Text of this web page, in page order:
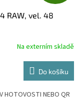
R
M
A
4 RAW, vel. 48
Na externím skladě
Do košíku
HOTOVOSTI NEBO QR